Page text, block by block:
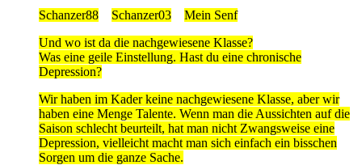
Schanzer88
Schanzer03
Mein Senf
Und wo ist da die nachgewiesene Klasse?
Was eine geile Einstellung. Hast du eine chronische
Depression?
Wir haben im Kader keine nachgewiesene Klasse, aber wir
haben eine Menge Talente. Wenn man die Aussichten auf die
Saison schlecht beurteilt, hat man nicht Zwangsweise eine
Depression, vielleicht macht man sich einfach ein bisschen
Sorgen um die ganze Sache.